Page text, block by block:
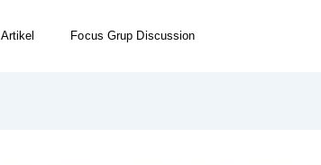
Artikel Focus Grup Discussion